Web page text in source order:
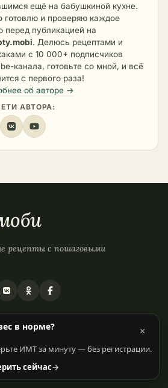
ещё на бабушкиной кухне.
готовлю и проверяю каждое
перед публикацией на
. Делюсь рецептами и
с 10 000+ подписчиков
канала, готовьте со мной, и всё
с первого раза!
об авторе →
АВТОРА:
рецепты с пошаговыми
в норме? ×
ИМТ за минуту — без регистрации.
сейчас→